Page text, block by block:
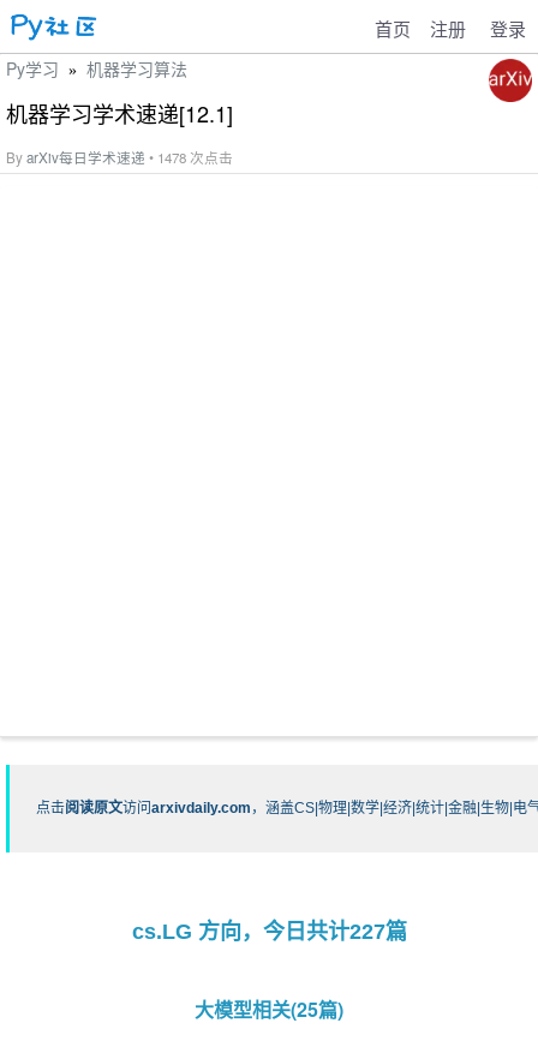
首页 注册 登录
Py学习 » 机器学习算法
机器学习学术速递[12.1]
ByarXiv每日学术速递 • 1478 次点击
点击阅读原文访问 arxivdaily.com ，涵盖CS|物理|数学|经济|统计|金融|生物|电
cs.LG 方向，今日共计227篇
大模型相关(25篇)